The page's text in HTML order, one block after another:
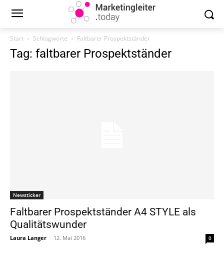
Start Schlagworte Faltbarer Prospektständer
Tag: faltbarer Prospektständer
Newsticker
Faltbarer Prospektständer A4 STYLE als
Qualitätswunder
Laura Langer - 12. Mai 2016 0